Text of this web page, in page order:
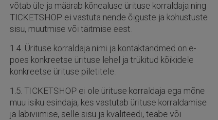
võtab üle ja määrab kõnealuse ürituse korraldaja ning
TICKETSHOP ei vastuta nende õiguste ja kohustuste
sisu, muutmise või täitmise eest.
1.4. Ürituse korraldaja nimi ja kontaktandmed on e-
poes konkreetse ürituse lehel ja trükitud kõikidele
konkreetse ürituse piletitele.
1.5. TICKETSHOP ei ole ürituse korraldaja ega mõne
muu isiku esindaja, kes vastutab ürituse korraldamise
ja läbiviimise, selle sisu ja kvaliteedi, teabe või